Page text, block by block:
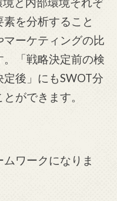
を分析すること
ーケティングの比
「戦略決定前の検
後」にもSWOT分
ができます。
ワークになりま